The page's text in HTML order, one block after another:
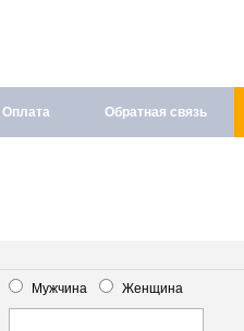
Оплата Обратная связь
Мужчина Женщина